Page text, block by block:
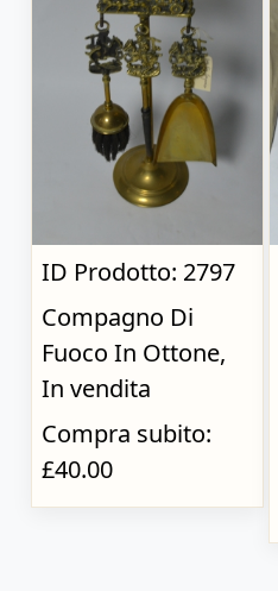
ID Prodotto: 2797
Compagno Di
Fuoco In Ottone,
In vendita
Compra subito:
£40.00